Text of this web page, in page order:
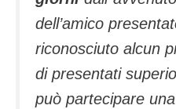
dell’amico
riconosciuto alcun
di presentati
può partecipare